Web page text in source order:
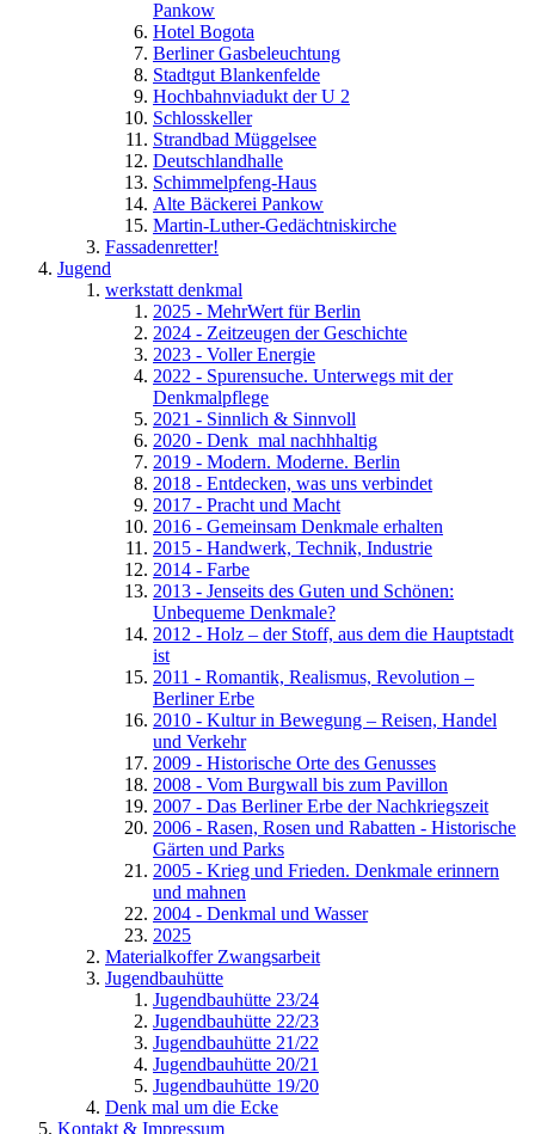
Pankow
Hotel Bogota
Berliner Gasbeleuchtung
Stadtgut Blankenfelde
Hochbahnviadukt der U 2
Schlosskeller
Strandbad Müggelsee
Deutschlandhalle
Schimmelpfeng-Haus
Alte Bäckerei Pankow
Martin-Luther-Gedächtniskirche
Fassadenretter!
Jugend
werkstatt denkmal
2025 - MehrWert für Berlin
2024 - Zeitzeugen der Geschichte
2023 - Voller Energie
2022 - Spurensuche. Unterwegs mit der
Denkmalpflege
2021 - Sinnlich & Sinnvoll
2020 - Denk_mal nachhhaltig
2019 - Modern. Moderne. Berlin
2018 - Entdecken, was uns verbindet
2017 - Pracht und Macht
2016 - Gemeinsam Denkmale erhalten
2015 - Handwerk, Technik, Industrie
2014 - Farbe
2013 - Jenseits des Guten und Schönen:
Unbequeme Denkmale?
2012 - Holz – der Stoff, aus dem die Hauptstadt
ist
2011 - Romantik, Realismus, Revolution –
Berliner Erbe
2010 - Kultur in Bewegung – Reisen, Handel
und Verkehr
2009 - Historische Orte des Genusses
2008 - Vom Burgwall bis zum Pavillon
2007 - Das Berliner Erbe der Nachkriegszeit
2006 - Rasen, Rosen und Rabatten - Historische
Gärten und Parks
2005 - Krieg und Frieden. Denkmale erinnern
und mahnen
2004 - Denkmal und Wasser
2025
Materialkoffer Zwangsarbeit
Jugendbauhütte
Jugendbauhütte 23/24
Jugendbauhütte 22/23
Jugendbauhütte 21/22
Jugendbauhütte 20/21
Jugendbauhütte 19/20
Denk mal um die Ecke
Kontakt & Impressum